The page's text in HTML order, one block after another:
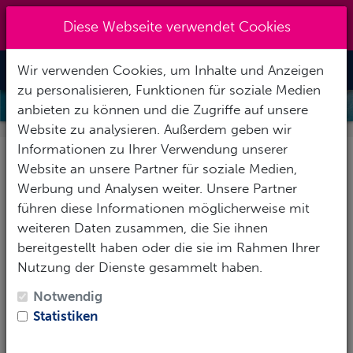
info@tauchzentrale.de
Toggle
ADVANCED FREEDIVER
Advanced Freediver Kurs
Erweitere Dein Wissen, Deine
Fertigkeiten und Deine Erfahrungen.
Mit der richtigen Vorbereitung werden Tauchgänge
bis zu 30 Meter zu einzigartigen Erlebnissen.
Spezielle Druckausgleichstechniken, eine gezielte
Tauchgangsvorbereitung und verschiedene
Diese Webseite verwendet Cookies
Wir verwenden Cookies, um Inhalte und Anzeigen
zu personalisieren, Funktionen für soziale Medien
anbieten zu können und die Zugriffe auf unsere
Website zu analysieren. Außerdem geben wir
Informationen zu Ihrer Verwendung unserer
Website an unsere Partner für soziale Medien,
Werbung und Analysen weiter. Unsere Partner
führen diese Informationen möglicherweise mit
weiteren Daten zusammen, die Sie ihnen
bereitgestellt haben oder die sie im Rahmen Ihrer
Nutzung der Dienste gesammelt haben.
Notwendig
Statistiken